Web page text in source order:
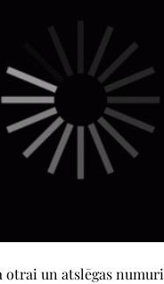
un atslēgas numuri